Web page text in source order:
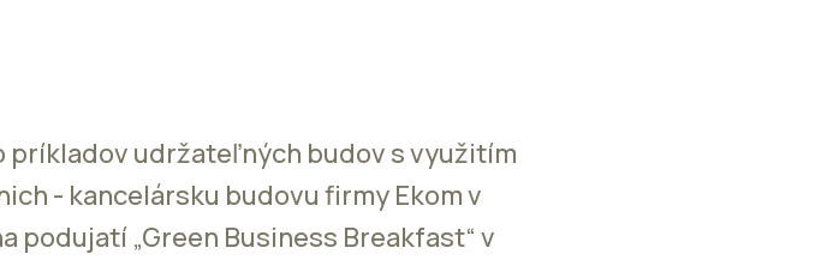
príkladov udržateľných budov s využitím
- kancelársku budovu firmy Ekom v
podujatí „Green Business Breakfast“ v